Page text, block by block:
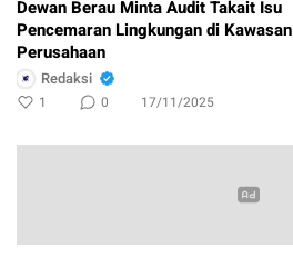
Dewan Berau Minta Audit Takait Isu
Pencemaran Lingkungan di Kawasan
Perusahaan
Redaksi
1 0 17/11/2025